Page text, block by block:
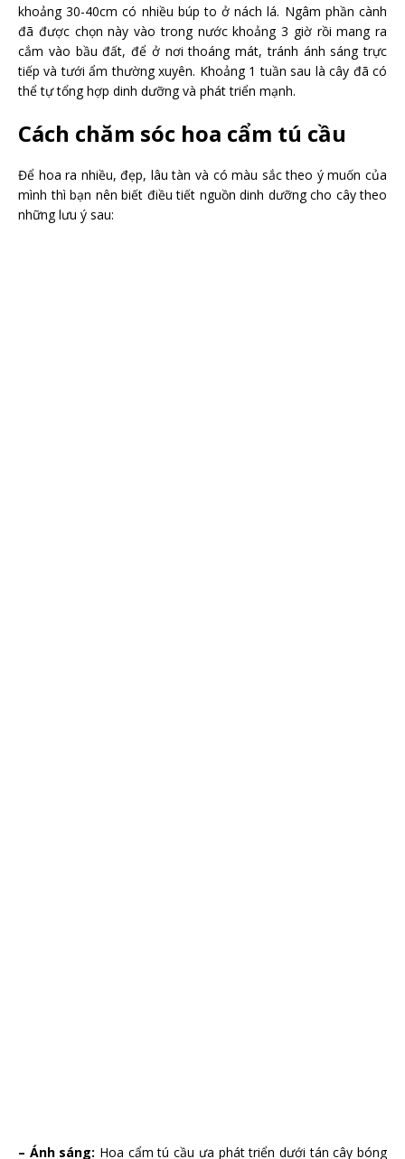
khoảng 30-40cm có nhiều búp to ở nách lá. Ngâm phần cành
đã được chọn này vào trong nước khoảng 3 giờ rồi mang ra
cắm vào bầu đất, để ở nơi thoáng mát, tránh ánh sáng trực
tiếp và tưới ẩm thường xuyên. Khoảng 1 tuần sau là cây đã có
thể tự tổng hợp dinh dưỡng và phát triển mạnh.
Cách chăm sóc hoa cẩm tú cầu
Để hoa ra nhiều, đẹp, lâu tàn và có màu sắc theo ý muốn của
mình thì bạn nên biết điều tiết nguồn dinh dưỡng cho cây theo
những lưu ý sau:
– Ánh sáng: Hoa cẩm tú cầu ưa phát triển dưới tán cây bóng